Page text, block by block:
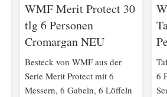
WMF Merit Protect 30
tlg 6 Personen
Cromargan NEU
Besteck von WMF aus der
Serie Merit Protect mit 6
Messern, 6 Gabeln, 6 Löffeln
6